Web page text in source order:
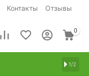
Контакты Отзывы
0
1/2